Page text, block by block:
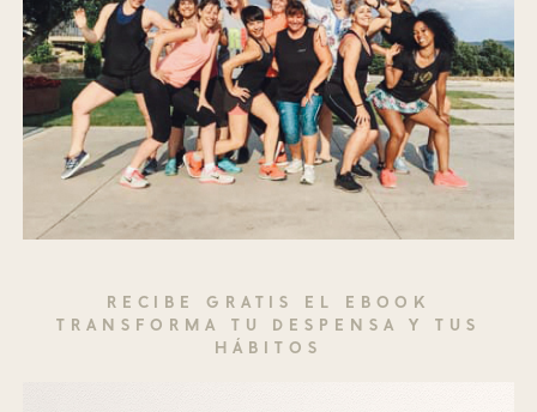
RECIBE GRATIS EL EBOOK
TRANSFORMA TU DESPENSA Y TUS
HÁBITOS